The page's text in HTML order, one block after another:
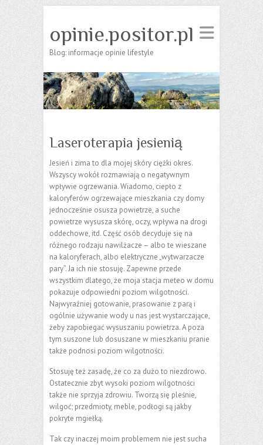
opinie.positor.pl
Blog: informacje opinie lifestyle
Laseroterapia jesienią
Jesień i zima to dla mojej skóry ciężki okres.
Wszyscy wokół rozmawiają o negatywnym
wpływie ogrzewania. Wiadomo, ciepło z
kaloryferów ogrzewające mieszkania czy domy
jednocześnie osusza powietrze, a suche
powietrze wysusza skórę, oczy, wpływa na drogi
oddechowe, itd. Część osób decyduje się na
różnego rodzaju nawilżacze – albo te wieszane
na kaloryferach, albo elektryczne „wytwarzacze
pary”. Ja ich nie stosuję. Zapewne przede
wszystkim dlatego, że moja stacja meteo w domu
pokazuje odpowiedni poziom wilgotności.
Najwyraźniej gotowanie, prasowanie z parą i
ogólnie używanie wody u nas jest wystarczające,
żeby zapobiegać wysuszaniu powietrza. A poza
tym suszone lub dosuszane w mieszkaniu pranie
także podnosi poziom wilgotności.
Stosuję też zasadę, że co za dużo to niezdrowo.
Ostatecznie zbyt wysoki poziom wilgotności
także nie sprzyja zdrowiu. Tworzą się pleśnie,
wilgoć; przedmioty, meble, podłogi są jakby
pokryte mgiełką.
Tak czy inaczej moim problemem nie jest sucha